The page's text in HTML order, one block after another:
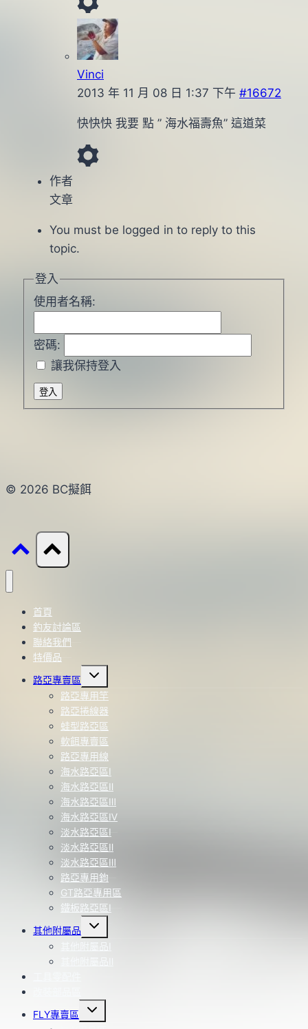
Vinci
2013 年 11 月 08 日 1:37 下午 #16672
快快快 我要 點 ” 海水福壽魚” 這道菜
作者
文章
You must be logged in to reply to this
topic.
登入
使用者名稱:
密碼:
讓我保持登入
登入
© 2026 BC擬餌
首頁
釣友討論區
聯絡我們
特價品
路亞專賣區
Toggle
child
menu
路亞專用竿
路亞捲線器
蛙型路亞區
軟餌專賣區
路亞專用線
海水路亞區Ⅰ
海水路亞區Ⅱ
海水路亞區Ⅲ
海水路亞區Ⅳ
淡水路亞區Ⅰ
淡水路亞區Ⅱ
淡水路亞區Ⅲ
路亞專用鉤
GT路亞專用區
鐵板路亞區Ⅰ
其他附屬品
Toggle
child
menu
其他附屬品Ⅰ
FLY專賣區
Toggle
child